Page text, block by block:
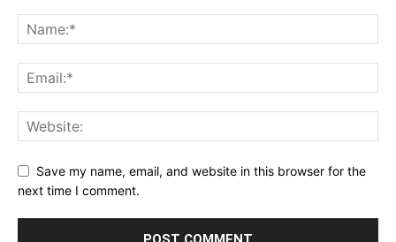
Save my name, email, and website in this browser for the
next time I comment.